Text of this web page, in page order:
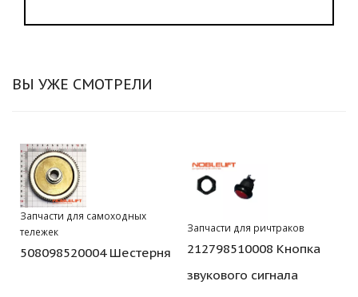
ВЫ УЖЕ СМОТРЕЛИ
Запчасти для самоходных
тележек
508098520004 Шестерня
Запчасти для ричтраков
212798510008 Кнопка
звукового сигнала